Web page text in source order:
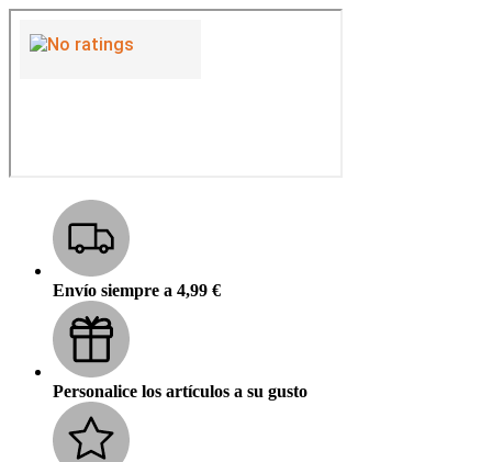
Envío siempre a 4,99 €
Personalice los artículos a su gusto